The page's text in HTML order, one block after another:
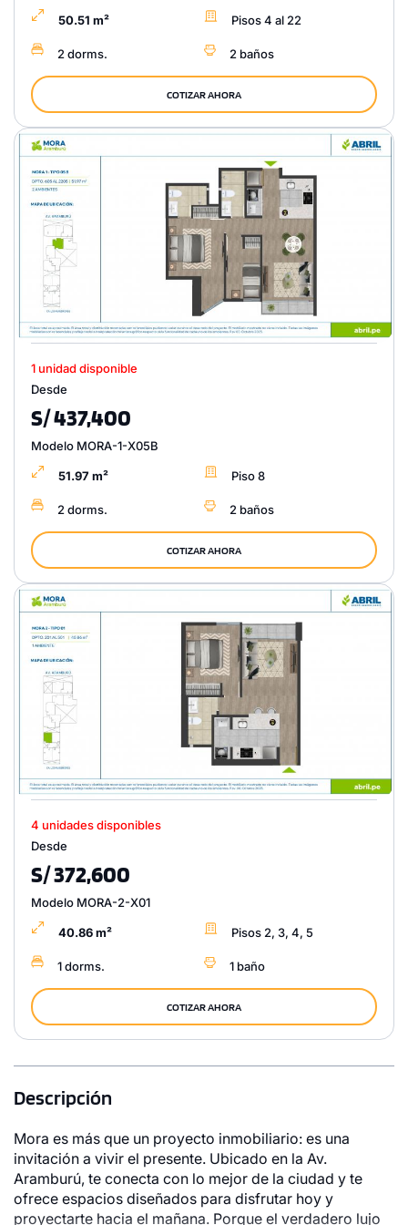
50.51 m² Pisos 4 al 22
2 dorms. 2 baños
COTIZAR AHORA
1 unidad disponible
Desde
S/ 437,400
Modelo MORA-1-X05B
51.97 m² Piso 8
2 dorms. 2 baños
COTIZAR AHORA
4 unidades disponibles
Desde
S/ 372,600
Modelo MORA-2-X01
40.86 m² Pisos 2, 3, 4, 5
1 dorms. 1 baño
COTIZAR AHORA
Descripción
Mora es más que un proyecto inmobiliario: es una
invitación a vivir el presente. Ubicado en la Av.
Aramburú, te conecta con lo mejor de la ciudad y te
ofrece espacios diseñados para disfrutar hoy y
proyectarte hacia el mañana. Porque el verdadero lujo